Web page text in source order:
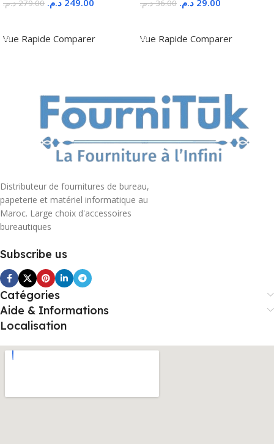
279.00 د.م. 249.00 د.م.
Vue Rapide Comparer
36.00 د.م. 29.00 د.م.
Vue Rapide Comparer
Distributeur de fournitures de bureau,
papeterie et matériel informatique au
Maroc. Large choix d'accessoires
bureautiques
Subscribe us
Catégories
Aide & Informations
Localisation